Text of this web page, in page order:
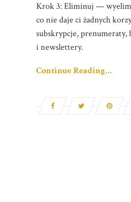
Krok 3: Eliminuj —
co nie daje ci żadnych
subskrypcje, prenumeraty,
i newslettery.
Continue Reading…